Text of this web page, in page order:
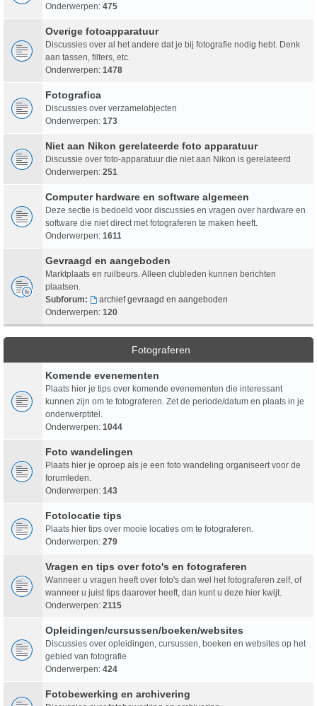
Onderwerpen: 475
Overige fotoapparatuur
Discussies over al het andere dat je bij fotografie nodig hebt. Denk
aan tassen, filters, etc.
Onderwerpen: 1478
Fotografica
Discussies over verzamelobjecten
Onderwerpen: 173
Niet aan Nikon gerelateerde foto apparatuur
Discussie over foto-apparatuur die niet aan Nikon is gerelateerd
Onderwerpen: 251
Computer hardware en software algemeen
Deze sectie is bedoeld voor discussies en vragen over hardware en
software die niet direct met fotograferen te maken heeft.
Onderwerpen: 1611
Gevraagd en aangeboden
Marktplaats en ruilbeurs. Alleen clubleden kunnen berichten
plaatsen.
Subforum:
archief gevraagd en aangeboden
Onderwerpen: 120
Fotograferen
Komende evenementen
Plaats hier je tips over komende evenementen die interessant
kunnen zijn om te fotograferen. Zet de periode/datum en plaats in je
onderwerptitel.
Onderwerpen: 1044
Foto wandelingen
Plaats hier je oproep als je een foto wandeling organiseert voor de
forumleden.
Onderwerpen: 143
Fotolocatie tips
Plaats hier tips over mooie locaties om te fotograferen.
Onderwerpen: 279
Vragen en tips over foto's en fotograferen
Wanneer u vragen heeft over foto's dan wel het fotograferen zelf, of
wanneer u juist tips daarover heeft, dan kunt u deze hier kwijt.
Onderwerpen: 2115
Opleidingen/cursussen/boeken/websites
Discussies over opleidingen, cursussen, boeken en websites op het
gebied van fotografie
Onderwerpen: 424
Fotobewerking en archivering